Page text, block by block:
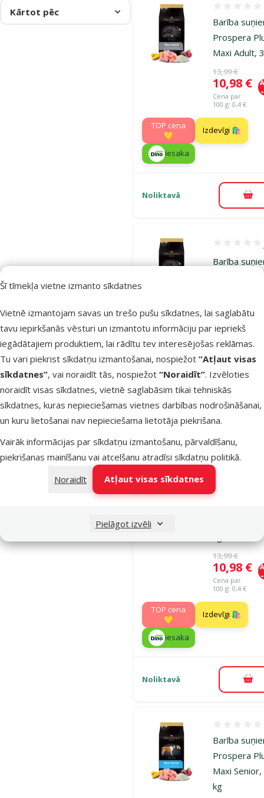
Šī tīmekļa vietne izmanto sīkdatnes
Vietnē izmantojam savas un trešo pušu sīkdatnes, lai saglabātu
tavu iepirkšanās vēsturi un izmantotu informāciju par iepriekš
iegādātajiem produktiem, lai rādītu tev interesējošas reklāmas.
Tu vari piekrist sīkdatņu izmantošanai, nospiežot “Atļaut visas
sīkdatnes”, vai noraidīt tās, nospiežot “Noraidīt”. Izvēloties
noraidīt visas sīkdatnes, vietnē saglabāsim tikai tehniskās
sīkdatnes, kuras nepieciešamas vietnes darbības nodrošināšanai,
un kuru lietošanai nav nepieciešama lietotāja piekrišana.
Vairāk informācijas par sīkdatņu izmantošanu, pārvaldīšanu,
piekrišanas mainīšanu vai atcelšanu atradīsi sīkdatņu politikā.
Noraidīt
Atļaut visas sīkdatnes
Pielāgot izvēli
Kārtot pēc
Barība
Prospera
Maxi Adult,
Oriģinālā
13,99 €
Cena
10,98 €
Cena par
100 g: 0,4 €
TOP cena
💛
Izdevīgi 🛍️
iesaka
Noliktavā
Barība
Prospera
Oriģinālā
49,99 €
Cena
39,98 €
Cena par 100 g:
0,3 €
E-veikala
cena 💻
TOP cena
💛
Noliktavā
Bezmaksas piegāde
senioriem –
Atsauksmes
Oriģinālā
13,99 €
Cena
10,98 €
Cena par
100 g: 0,4 €
TOP cena
💛
Izdevīgi 🛍️
iesaka
Noliktavā
Barība
Prospera
Maxi
kg